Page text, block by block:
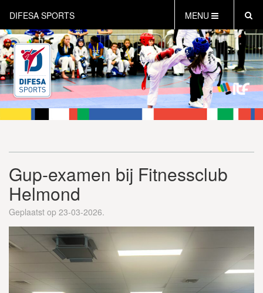
DIFESA SPORTS MENU
HOME
AKTUEEL
OVER DIFESA SPORTS
TAEKWON-DO
OPEN DUTCH
WEBSHOP
Gup-examen bij Fitnessclub
Helmond
Geplaatst op 23-03-2026.